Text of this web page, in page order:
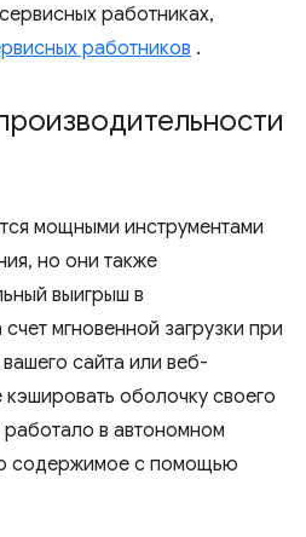
работниках,
работников .
мощными инструментами
но они также
выигрыш в
мгновенной загрузки при
сайта или веб-
оболочку своего
в автономном
содержимое с помощью